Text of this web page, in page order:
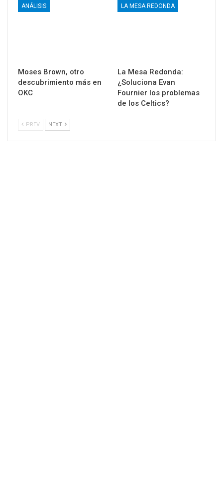
ANÁLISIS
Moses Brown, otro
descubrimiento más en
OKC
LA MESA REDONDA
La Mesa Redonda:
¿Soluciona Evan
Fournier los problemas
de los Celtics?
PREV NEXT